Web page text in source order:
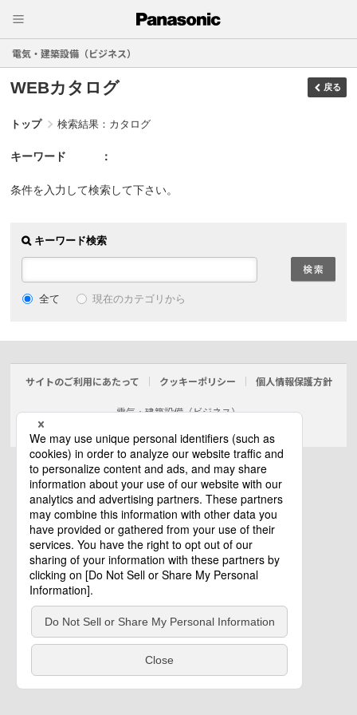
電気・建築設備（ビジネス）
WEBカタログ 戻る
トップ 検索結果：カタログ
キーワード
条件を入力して検索して下さい。
キーワード検索
全て 現在のカテゴリから
サイトのご利用にあたって クッキーポリシー 個人情報保護方針
電気・建築設備（ビジネス）